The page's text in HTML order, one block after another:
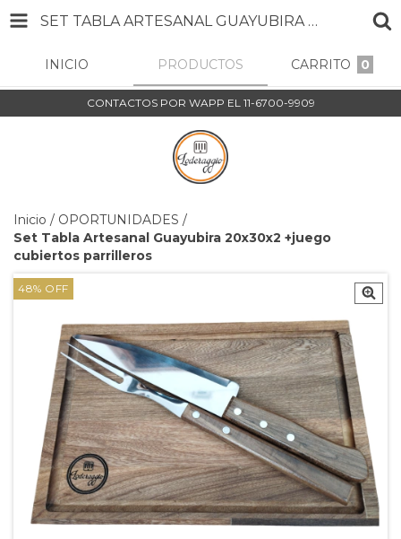
SET TABLA ARTESANAL GUAYUBIRA 20X30X2 +JUEGO CUBIERTOS PARRILLEROS
INICIO PRODUCTOS CARRITO 0
CONTACTOS POR WAPP EL 11-6700-9909
Inicio / OPORTUNIDADES /
Set Tabla Artesanal Guayubira 20x30x2 +juego
cubiertos parrilleros
48% OFF